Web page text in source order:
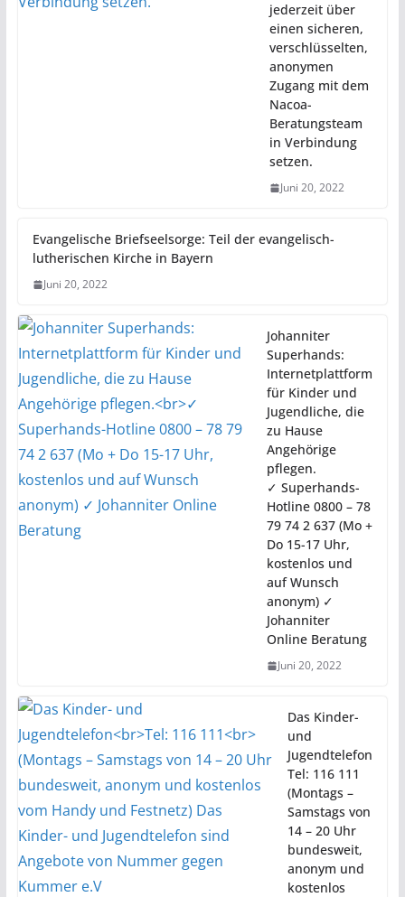
jederzeit über
einen sicheren,
verschlüsselten,
anonymen
Zugang mit dem
Nacoa-
Beratungsteam
in Verbindung
setzen.
Juni 20, 2022
Evangelische Briefseelsorge: Teil der evangelisch-
lutherischen Kirche in Bayern
Juni 20, 2022
Johanniter
Superhands:
Internetplattform
für Kinder und
Jugendliche, die
zu Hause
Angehörige
pflegen.
✓ Superhands-
Hotline 0800 – 78
79 74 2 637 (Mo +
Do 15-17 Uhr,
kostenlos und
auf Wunsch
anonym) ✓
Johanniter
Online Beratung
Juni 20, 2022
Das Kinder-
und
Jugendtelefon
Tel: 116 111
(Montags –
Samstags von
14 – 20 Uhr
bundesweit,
anonym und
kostenlos